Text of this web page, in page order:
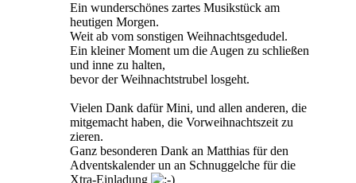
Ein wunderschönes zartes Musikstück am
heutigen Morgen.
Weit ab vom sonstigen Weihnachtsgedudel.
Ein kleiner Moment um die Augen zu schließen
und inne zu halten,
bevor der Weihnachtstrubel losgeht.
Vielen Dank dafür Mini, und allen anderen, die
mitgemacht haben, die Vorweihnachtszeit zu
zieren.
Ganz besonderen Dank an Matthias für den
Adventskalender un an Schnuggelche für die
Xtra-Einladung